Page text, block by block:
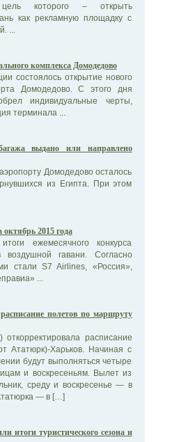
которого – открыть
как рекламную площадку с
...
комплекса Домодедово
состоялось открытие нового
Домодедово. С этого дня
индивидуальные черты,
терминала ...
выдано или направлено
Домодедово осталось
из Египта. При этом
2015 года
ежемесячного конкурса
воздушной гавани. Согласно
стали S7 Airlines, «Россия»,
...
полетов по маршруту
расписание
Ататюрк)-Харьков. Начиная с
будут выполняться четыре
и воскресеньям. Вылет из
среду и воскресенье — в
— в […]
итоги туристического сезона и